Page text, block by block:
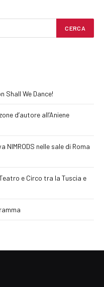
Shall We Dance!
d’autore all’Aniene
NIMRODS nelle sale di Roma
e Circo tra la Tuscia e